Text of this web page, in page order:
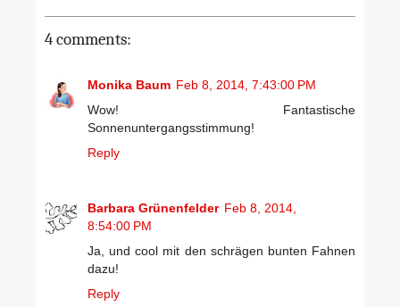
4 comments:
Monika Baum Feb 8, 2014, 7:43:00 PM
Wow! Fantastische
Sonnenuntergangsstimmung!
Reply
Barbara Grünenfelder Feb 8, 2014,
8:54:00 PM
Ja, und cool mit den schrägen bunten Fahnen
dazu!
Reply